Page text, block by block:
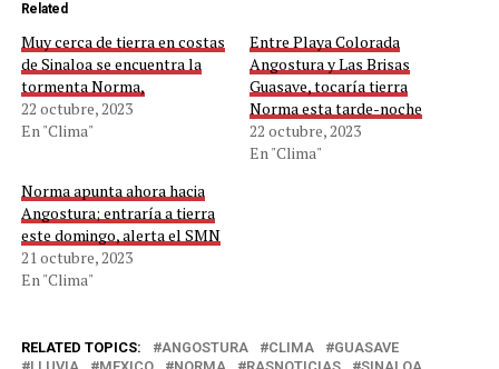
Related
Muy cerca de tierra en costas
de Sinaloa se encuentra la
tormenta Norma,
22 octubre, 2023
En "Clima"
Entre Playa Colorada
Angostura y Las Brisas
Guasave, tocaría tierra
Norma esta tarde-noche
22 octubre, 2023
En "Clima"
Norma apunta ahora hacia
Angostura; entraría a tierra
este domingo, alerta el SMN
21 octubre, 2023
En "Clima"
RELATED TOPICS: ANGOSTURA CLIMA
GUASAVE